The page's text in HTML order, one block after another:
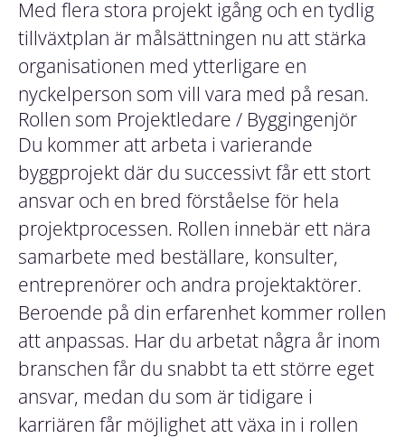
Med flera stora projekt igång och en tydlig
tillväxtplan är målsättningen nu att stärka
organisationen med ytterligare en
nyckelperson som vill vara med på resan.
Rollen som Projektledare / Byggingenjör
Du kommer att arbeta i varierande
byggprojekt där du successivt får ett stort
ansvar och en bred förståelse för hela
projektprocessen. Rollen innebär ett nära
samarbete med beställare, konsulter,
entreprenörer och andra projektaktörer.
Beroende på din erfarenhet kommer rollen
att anpassas. Har du arbetat några år inom
branschen får du snabbt ta ett större eget
ansvar, medan du som är tidigare i
karriären får möjlighet att växa in i rollen